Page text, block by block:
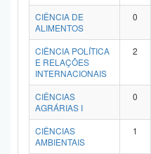
CIÊNCIA DE
ALIMENTOS
0
CIÊNCIA POLÍTICA
E RELAÇÕES
INTERNACIONAIS
2
CIÊNCIAS
AGRÁRIAS I
0
CIÊNCIAS
AMBIENTAIS
1